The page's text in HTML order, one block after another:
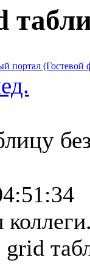
портал (Гостевой